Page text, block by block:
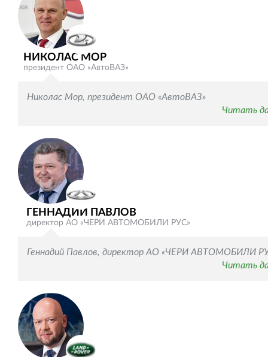
НИКОЛАС МОР
президент ОАО «АвтоВАЗ»
Николас Мор, президент ОАО «АвтоВАЗ»
Читать
ГЕННАДИЙ ПАВЛОВ
директор АО «ЧЕРИ АВТОМОБИЛИ РУС»
Геннадий Павлов, директор АО «ЧЕРИ АВТОМОБИЛИ
Читать